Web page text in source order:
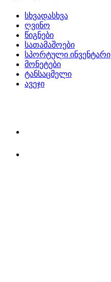
სხვადასხვა
ღვინო
წიგნები
სათამაშოები
სპორტული ინვენტარი
მონეტები
ტანსაცმელი
ავეჯი